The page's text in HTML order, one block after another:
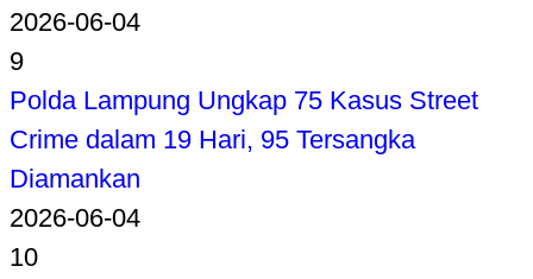
2026-06-04
9
Polda Lampung Ungkap 75 Kasus Street
Crime dalam 19 Hari, 95 Tersangka
Diamankan
2026-06-04
10